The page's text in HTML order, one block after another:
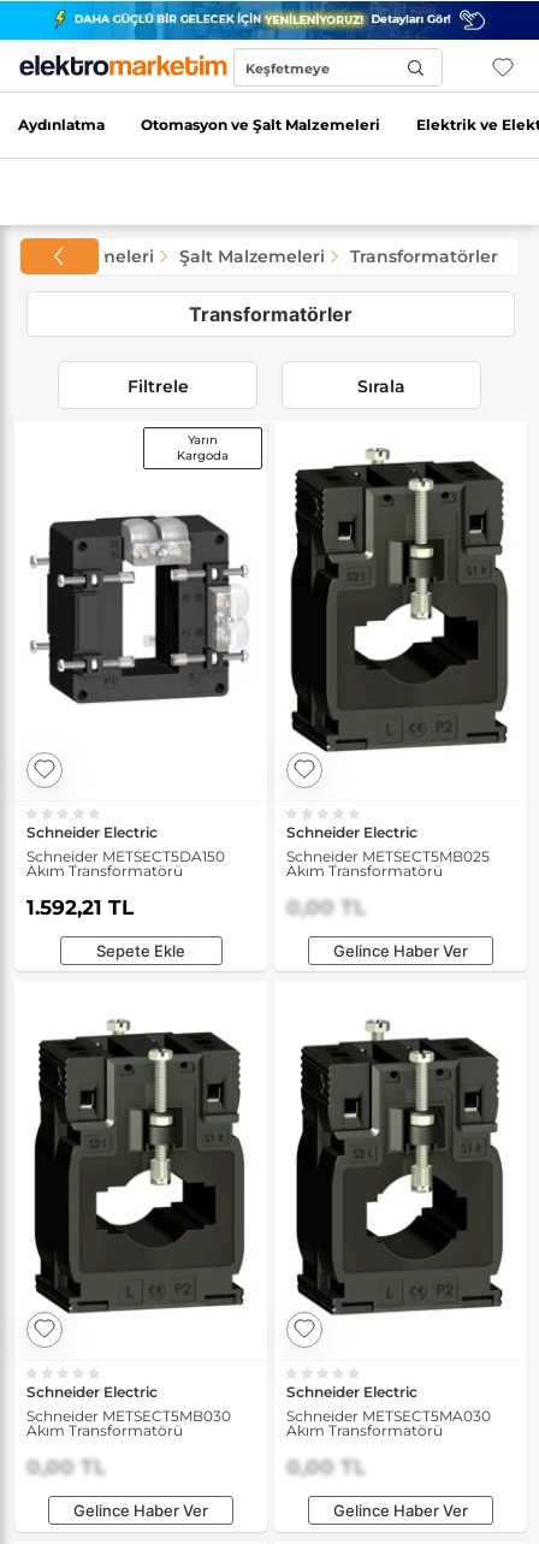
Keşfetmeye
Aydınlatma Otomasyon ve Şalt Malzemeleri Elektrik ve
Şalt Malzemeleri Şalt Malzemeleri Transformatörler
Transformatörler
Filtrele Sırala
Yarın
Kargoda
Schneider Electric
Schneider METSECT5DA150
Akım Transformatörü
1.592,21 TL
Sepete Ekle
Schneider Electric
Schneider METSECT5MB025
Akım Transformatörü
0,00 TL
Gelince Haber Ver
Schneider Electric
Schneider METSECT5MB030
Akım Transformatörü
0,00 TL
Gelince Haber Ver
Schneider Electric
Schneider METSECT5MA030
Akım Transformatörü
0,00 TL
Gelince Haber Ver